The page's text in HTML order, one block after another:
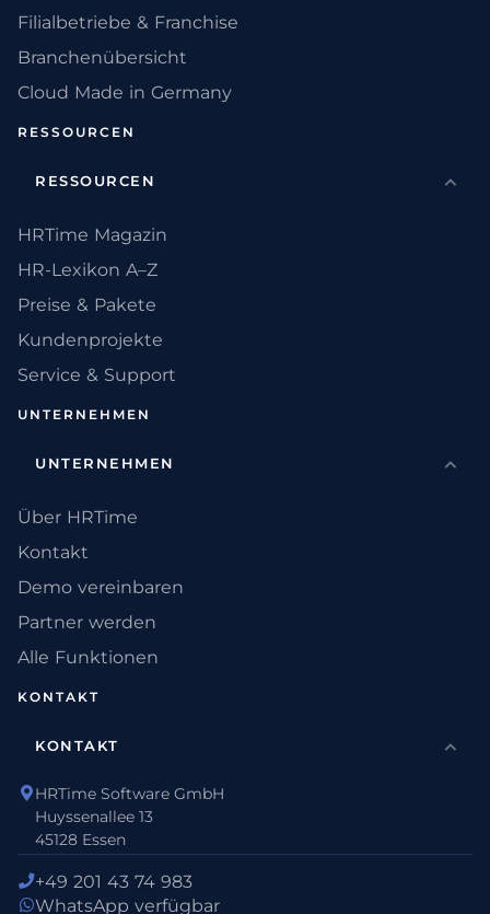
Filialbetriebe & Franchise
Branchenübersicht
Cloud Made in Germany
RESSOURCEN
RESSOURCEN
HRTime Magazin
HR-Lexikon A–Z
Preise & Pakete
Kundenprojekte
Service & Support
UNTERNEHMEN
UNTERNEHMEN
Über HRTime
Kontakt
Demo vereinbaren
Partner werden
Alle Funktionen
KONTAKT
KONTAKT
HRTime Software GmbH
Huyssenallee 13
45128 Essen
+49 201 43 74 983
WhatsApp verfügbar